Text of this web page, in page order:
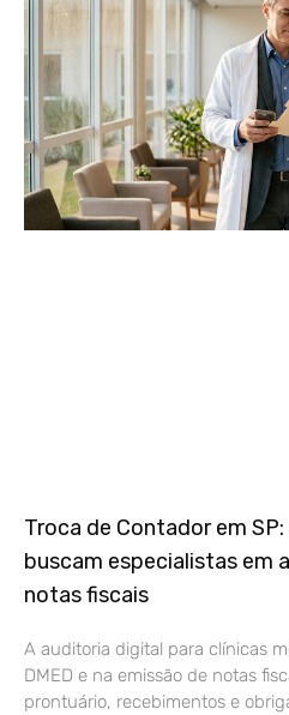
Troca de Contador em
buscam especialistas em
notas fiscais
A auditoria digital para clínicas
DMED e na emissão de notas
prontuário, recebimentos e